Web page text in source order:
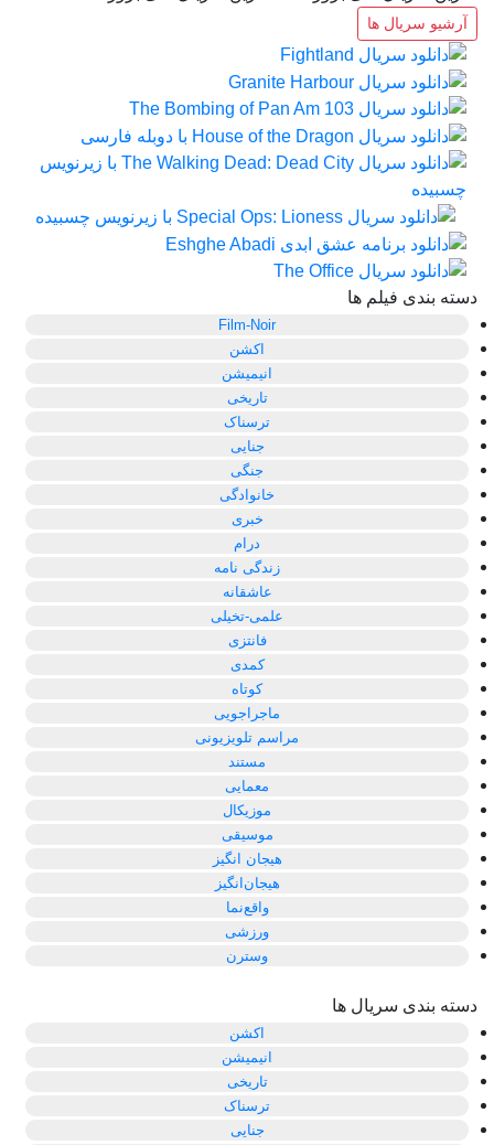
آرشیو سریال ها
دسته بندی فیلم ها
Film-Noir
اکشن
انیمیشن
تاریخی
ترسناک
جنایی
جنگی
خانوادگی
خبری
درام
زندگی نامه
عاشقانه
علمی-تخیلی
فانتزی
کمدی
کوتاه
ماجراجویی
مراسم تلویزیونی
مستند
معمایی
موزیکال
موسیقی
هیجان انگیز
هیجان‌انگیز
واقع‌نما
ورزشی
وسترن
دسته بندی سریال ها
اکشن
انیمیشن
تاریخی
ترسناک
جنایی